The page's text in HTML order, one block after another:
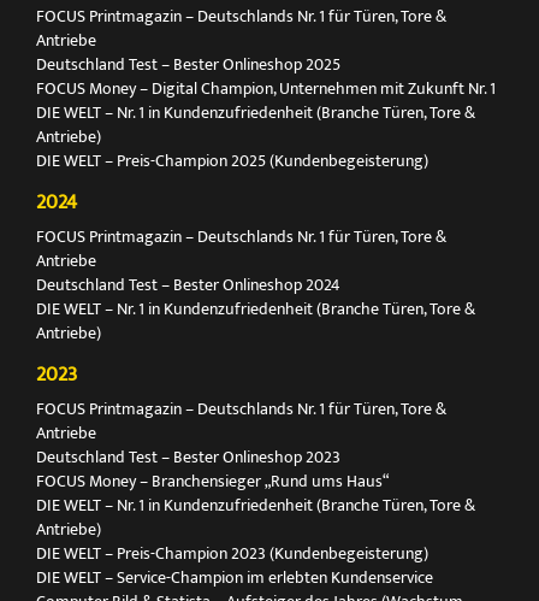
FOCUS Printmagazin – Deutschlands Nr. 1 für Türen, Tore &
Antriebe
Deutschland Test – Bester Onlineshop 2025
FOCUS Money – Digital Champion, Unternehmen mit Zukunft Nr. 1
DIE WELT – Nr. 1 in Kundenzufriedenheit (Branche Türen, Tore &
Antriebe)
DIE WELT – Preis-Champion 2025 (Kundenbegeisterung)
2024
FOCUS Printmagazin – Deutschlands Nr. 1 für Türen, Tore &
Antriebe
Deutschland Test – Bester Onlineshop 2024
DIE WELT – Nr. 1 in Kundenzufriedenheit (Branche Türen, Tore &
Antriebe)
2023
FOCUS Printmagazin – Deutschlands Nr. 1 für Türen, Tore &
Antriebe
Deutschland Test – Bester Onlineshop 2023
FOCUS Money – Branchensieger „Rund ums Haus“
DIE WELT – Nr. 1 in Kundenzufriedenheit (Branche Türen, Tore &
Antriebe)
DIE WELT – Preis-Champion 2023 (Kundenbegeisterung)
DIE WELT – Service-Champion im erlebten Kundenservice